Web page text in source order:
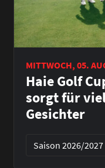
MITTWOCH, 05.
Haie Golf
sorgt für
Gesichter
Saison 2026/2027